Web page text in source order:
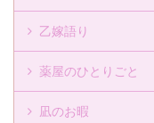
乙嫁語り
薬屋のひとりごと
凪のお暇